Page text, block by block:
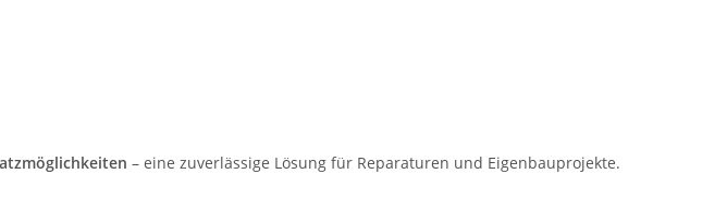
– eine zuverlässige Lösung für Reparaturen und Eigenbauprojekte.